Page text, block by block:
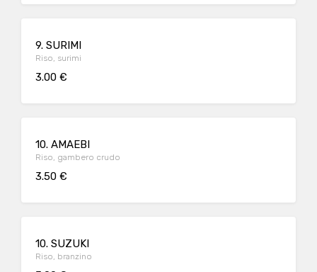
9. SURIMI
Riso, surimi
3.00 €
10. AMAEBI
Riso, gambero crudo
3.50 €
10. SUZUKI
Riso, branzino